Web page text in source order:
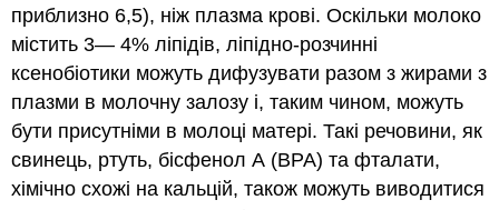
приблизно 6,5), ніж плазма крові. Оскільки молоко
містить 3— 4% ліпідів, ліпідно-розчинні
ксенобіотики можуть дифузувати разом з жирами з
плазми в молочну залозу і, таким чином, можуть
бути присутніми в молоці матері. Такі речовини, як
свинець, ртуть, бісфенол А (BPA) та фталати,
хімічно схожі на кальцій, також можуть виводитися